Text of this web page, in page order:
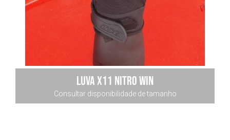
LUVA x11 NITRO WIN
Consultar disponibilidade de tamanho